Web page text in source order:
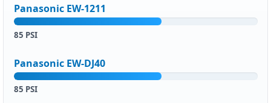
Panasonic EW-1211
85 PSI
Panasonic EW-DJ40
85 PSI